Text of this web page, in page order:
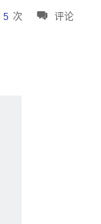
5 次 评论